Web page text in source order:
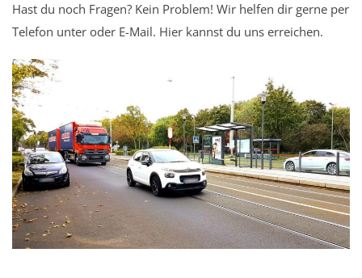
Hast du noch Fragen? Kein Problem! Wir helfen dir gerne per
Telefon unter oder E-Mail. Hier kannst du uns erreichen.